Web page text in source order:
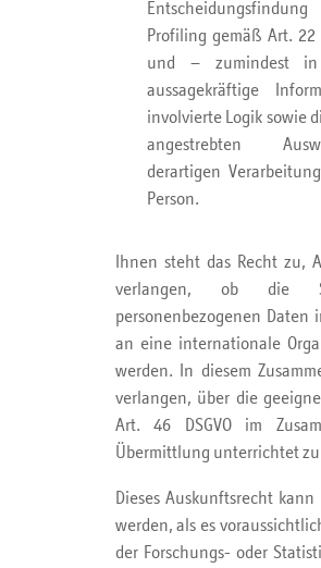
Profiling gemäß Art. 22
und – zumindest
aussagekräftige
involvierte Logik sowie
angestrebten
derartigen
Person.
Ihnen steht das Recht zu,
verlangen, ob die
personenbezogenen
an eine internationale
werden. In diesem
verlangen, über die
Art. 46 DSGVO im
Übermittlung unterrichtet
Dieses Auskunftsrecht
werden, als es
der Forschungs- oder